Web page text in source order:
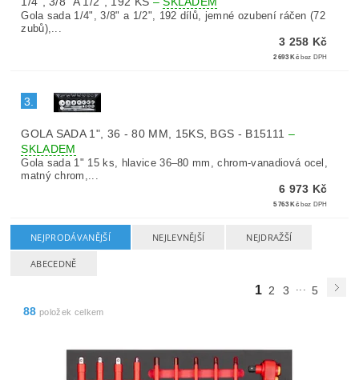
Gola sada 1/4", 3/8" a 1/2", 192 dílů, jemné ozubení ráčen (72
zubů),...
3 258 Kč
2 693 Kč bez DPH
3.
GOLA SADA 1", 36 - 80 MM, 15KS, BGS - B15111 –
SKLADEM
Gola sada 1" 15 ks, hlavice 36–80 mm, chrom-vanadiová ocel,
matný chrom,...
6 973 Kč
5 763 Kč bez DPH
NEJPRODÁVANĚJŠÍ NEJLEVNĚJŠÍ NEJDRAŽŠÍ
ABECEDNĚ
1 2 3 ... 5
88 položek celkem